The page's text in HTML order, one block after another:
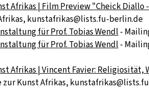
Afrikas | Film Preview "Cheick
kunstafrikas@lists.fu-berlin.de
für Prof. Tobias Wendl -
für Prof. Tobias Wendl -
Afrikas | Vincent Favier:
Kunst Afrikas,